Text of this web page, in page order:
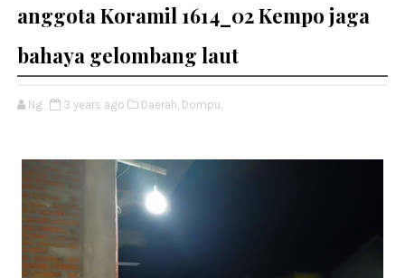
anggota Koramil 1614_02 Kempo jaga
bahaya gelombang laut
Ng 3 years ago Daerah, Dompu,